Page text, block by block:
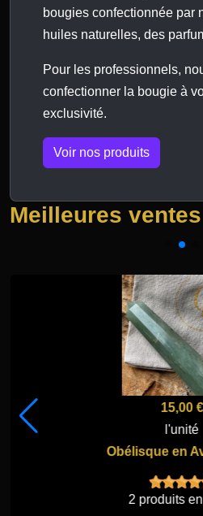
bougies confectionnée par
huiles naturelles, des
Pour les professionnels,
confectionner la bougie à
exclusivité.
Voir nos produits
Meilleures ventes
15,00 €
l'unité
Obélisque en
2 produits